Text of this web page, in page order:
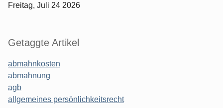
Freitag, Juli 24 2026
Getaggte Artikel
abmahnkosten
abmahnung
agb
allgemeines persönlichkeitsrecht